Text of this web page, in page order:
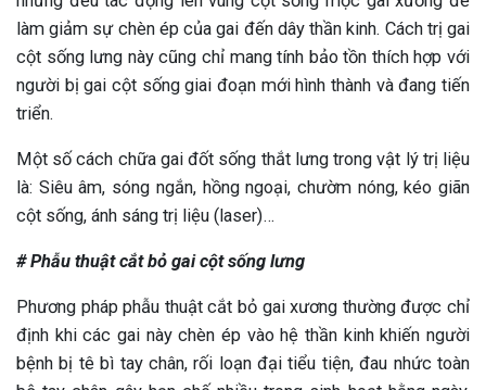
làm giảm sự chèn ép của gai đến dây thần kinh. Cách trị gai
cột sống lưng này cũng chỉ mang tính bảo tồn thích hợp với
người bị gai cột sống giai đoạn mới hình thành và đang tiến
triển.
Một số cách chữa gai đốt sống thắt lưng trong vật lý trị liệu
là: Siêu âm, sóng ngắn, hồng ngoại, chườm nóng, kéo giãn
cột sống, ánh sáng trị liệu (laser)…
# Phẫu thuật cắt bỏ gai cột sống lưng
Phương pháp phẫu thuật cắt bỏ gai xương thường được chỉ
định khi các gai này chèn ép vào hệ thần kinh khiến người
bệnh bị tê bì tay chân, rối loạn đại tiểu tiện, đau nhức toàn